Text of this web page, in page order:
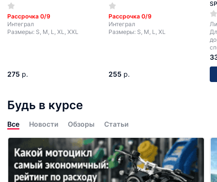
Рассрочка 0/9
Интеграл
Размеры: S, M, L, XL, XXL
275 р.
Рассрочка 0/9
Интеграл
Размеры: S, M, L, XL
255 р.
Будь в курсе
Все Новости Обзоры Статьи